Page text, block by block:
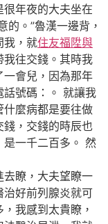
年夜的大夫坐在
的。”魯漢一邊背，
我，就住友福陞與
我往交錢。其時我
一會兒，因為那年
話號碼：。 就讓我
麼病都是要往做
錢，交錢的時辰也
是一千二百多。 然
瞭，大夫望瞭一
好前列腺炎就可
我感到太貴瞭，